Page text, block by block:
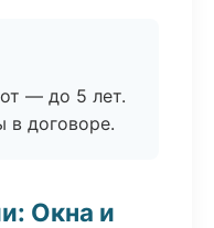
— до 5 лет.
в договоре.
Окна и